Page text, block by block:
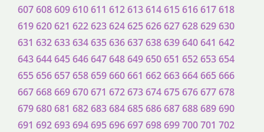
607608609610611 612613614615616617618
619620621 622623624625626627628629630
631 632633634635636637638639640641 642
643644645646647648649650651 652653654
655656657658659660661 662663664665666
667668669670671 672673674675676677678
679680681 682683684685686687688689690
691 692693694695696697698699700701 702